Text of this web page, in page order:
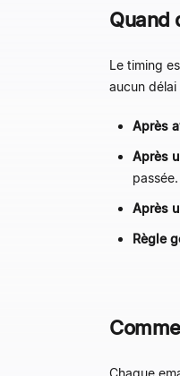
Quand
Le timing
aucun
Après
Après
passée.
Après
Règle
Chaque